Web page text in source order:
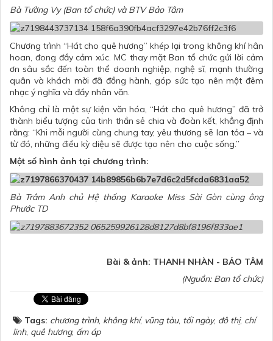
Bà Tường Vy (Ban tổ chức) và BTV Bảo Tâm
Chương trình “Hát cho quê hương” khép lại trong không khí hân
hoan, đong đầy cảm xúc. MC thay mặt Ban tổ chức gửi lời cảm
ơn sâu sắc đến toàn thể doanh nghiệp, nghệ sĩ, mạnh thường
quân và khách mời đã đồng hành, góp sức tạo nên một đêm
nhạc ý nghĩa và đầy nhân văn.
Không chỉ là một sự kiện văn hóa, “Hát cho quê hương” đã trở
thành biểu tượng của tinh thần sẻ chia và đoàn kết, khẳng định
rằng: “Khi mỗi người cùng chung tay, yêu thương sẽ lan tỏa – và
từ đó, những điều kỳ diệu sẽ được tạo nên cho cuộc sống.”
Một số hình ảnh tại chương trình:
Bà Trâm Anh chủ Hệ thống Karaoke Miss Sài Gòn cùng ông
Phước TD
Bài & ảnh: THANH NHÀN - BẢO TÂM
(Nguồn: Ban tổ chức)
Tags: chương trình, không khí, vũng tàu, tối ngày, đô thị, chí
linh, quê hương, ấm áp